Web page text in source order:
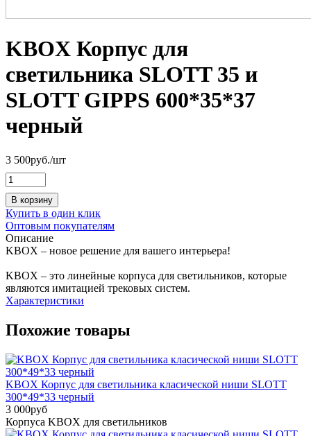
KBOX Корпус для
светильника SLOTT 35 и
SLOTT GIPPS 600*35*37
черный
3 500руб./шт
В корзину
Купить в один клик
Оптовым покупателям
Описание
KBOX – новое решение для вашего интерьера!
KBOX – это линейные корпуса для светильников, которые
являются имитацией трековых систем.
Характеристики
Похожие товары
KBOX Корпус для светильника класической ниши SLOTT
300*49*33 черный
3 000руб
Корпуса KBOX для светильников